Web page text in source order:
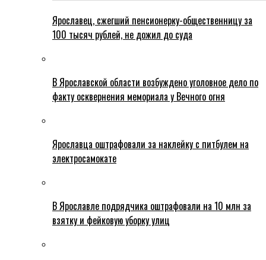
Ярославец, сжегший пенсионерку-общественницу за
100 тысяч рублей, не дожил до суда
В Ярославской области возбуждено уголовное дело по
факту осквернения мемориала у Вечного огня
Ярославца оштрафовали за наклейку с питбулем на
электросамокате
В Ярославле подрядчика оштрафовали на 10 млн за
взятку и фейковую уборку улиц